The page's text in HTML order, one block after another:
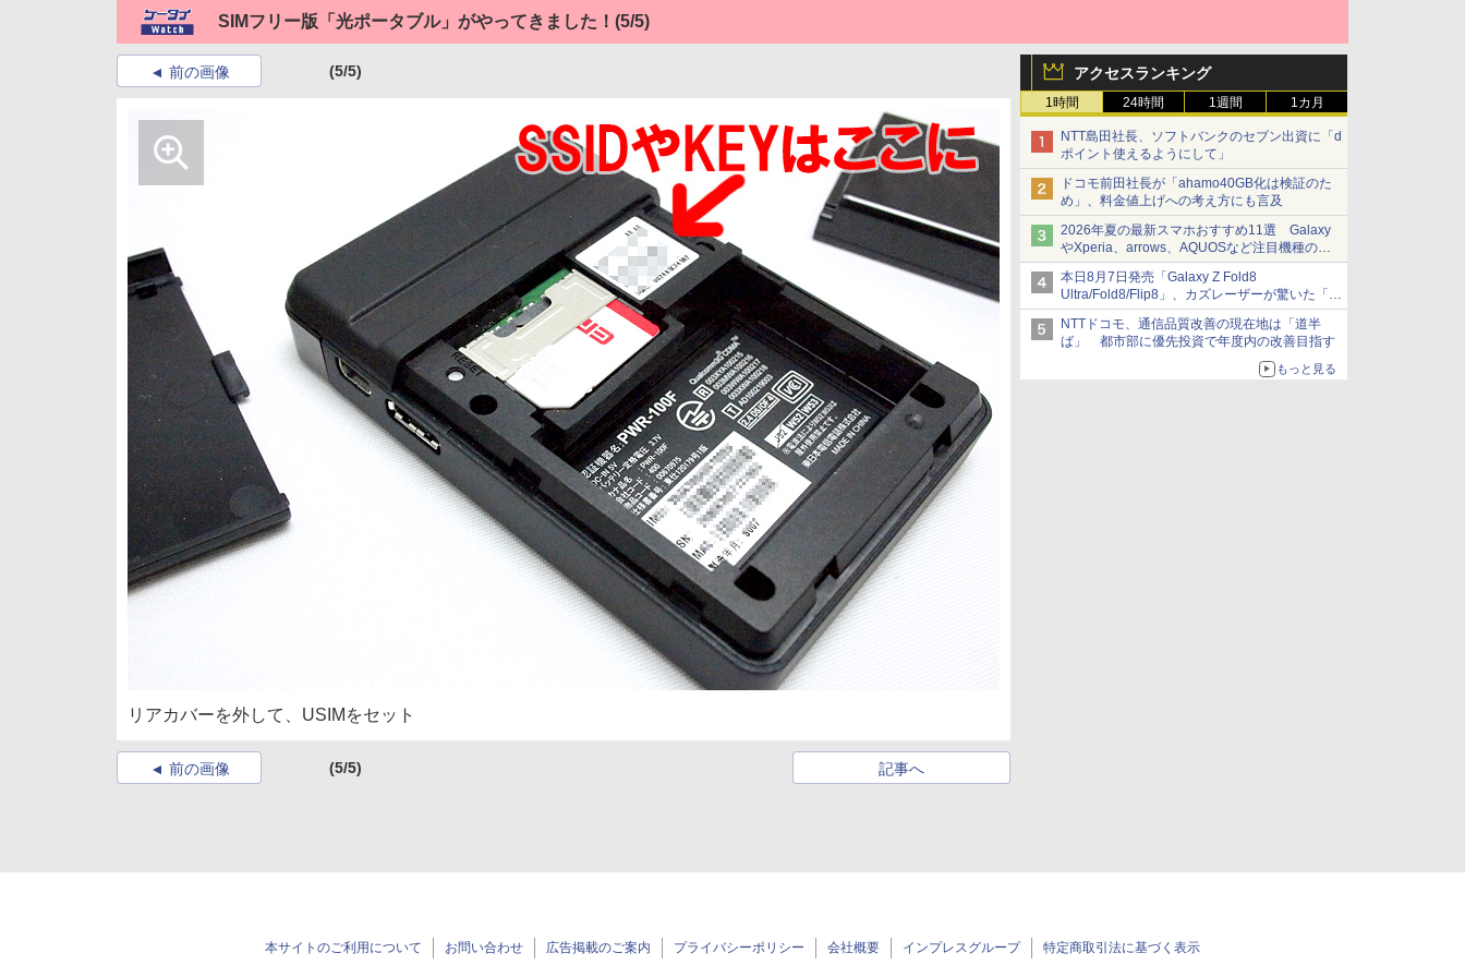
SIMフリー版「光ポータブル」がやってきました！ (5/5)
アクセスランキング
1時間 24時間 1週間 1カ月
NTT島田社長、ソフトバンクのセブン出資に「d
ポイント使えるようにして」
ドコモ前田社長が「ahamo40GB化は検証のた
め」、料金値上げへの考え方にも言及
2026年夏の最新スマホおすすめ11選 Galaxy
やXperia、arrows、AQUOSなど注目機種の特
徴は
本日8月7日発売「Galaxy Z Fold8
Ultra/Fold8/Flip8」、カズレーザーが驚いた「そ
ば屋のメニュー並みの薄さ」
NTTドコモ、通信品質改善の現在地は「道半
ば」 都市部に優先投資で年度内の改善目指す
もっと見る
前の画像 (5/5)
リアカバーを外して、USIMをセット
前の画像 (5/5) 記事へ
本サイトのご利用について お問い合わせ 広告掲載のご案内 プライバシーポリシー 会社概要 インプレスグループ 特定商取引法に基づく表示